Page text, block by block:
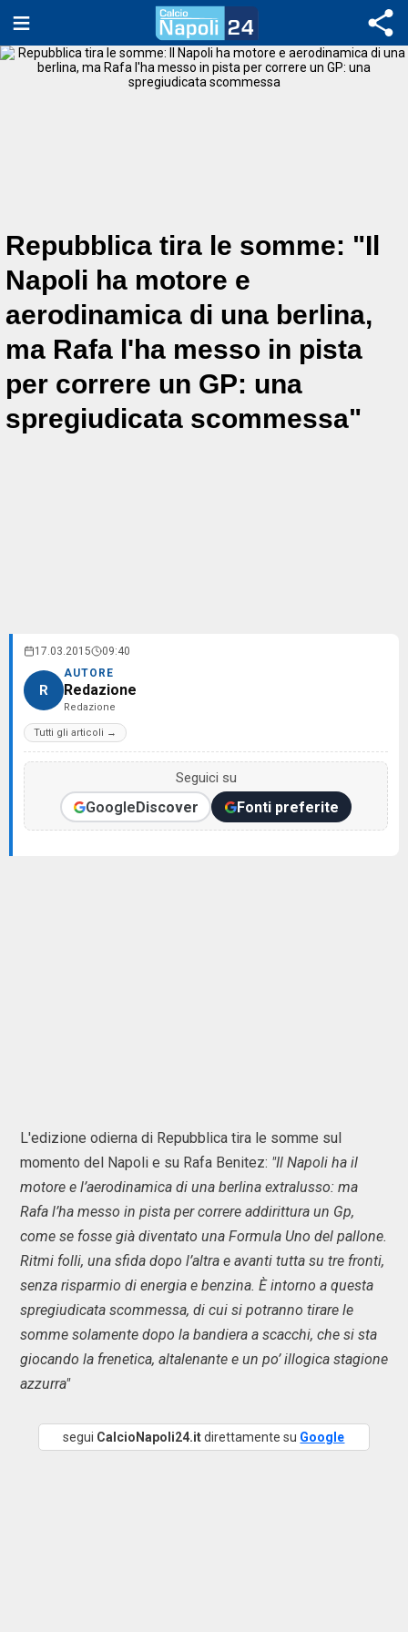
Repubblica tira le somme: "Il
Napoli ha motore e
aerodinamica di una berlina,
ma Rafa l'ha messo in pista
per correre un GP: una
spregiudicata scommessa"
17.03.2015 09:40
R
AUTORE
Redazione
Redazione
Tutti gli articoli →
Seguici su
GoogleDiscover Fonti preferite
L'edizione odierna di Repubblica tira le somme sul
momento del Napoli e su Rafa Benitez: "Il Napoli ha il
motore e l’aerodinamica di una berlina extralusso: ma
Rafa l’ha messo in pista per correre addirittura un Gp,
come se fosse già diventato una Formula Uno del pallone.
Ritmi folli, una sfida dopo l’altra e avanti tutta su tre fronti,
senza risparmio di energia e benzina. È intorno a questa
spregiudicata scommessa, di cui si potranno tirare le
somme solamente dopo la bandiera a scacchi, che si sta
giocando la frenetica, altalenante e un po’ illogica stagione
azzurra"
segui CalcioNapoli24.itdirettamente su Google